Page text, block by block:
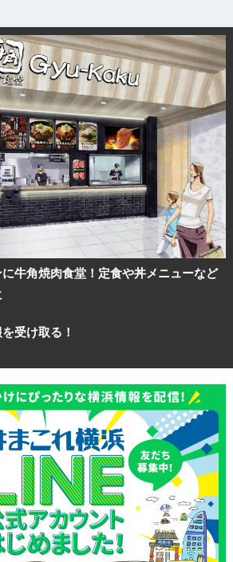
牛角焼肉食堂！定食や丼メニューなど
受け取る！